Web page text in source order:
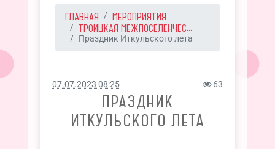
ГЛАВНАЯ
МЕРОПРИЯТИЯ
ТРОИЦКАЯ МЕЖПОСЕЛЕНЧЕС...
Праздник Иткульского лета
07.07.2023 08:25 63
ПРАЗДНИК
ИТКУЛЬСКОГО ЛЕТА